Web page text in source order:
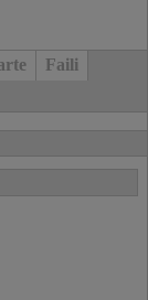
Faili